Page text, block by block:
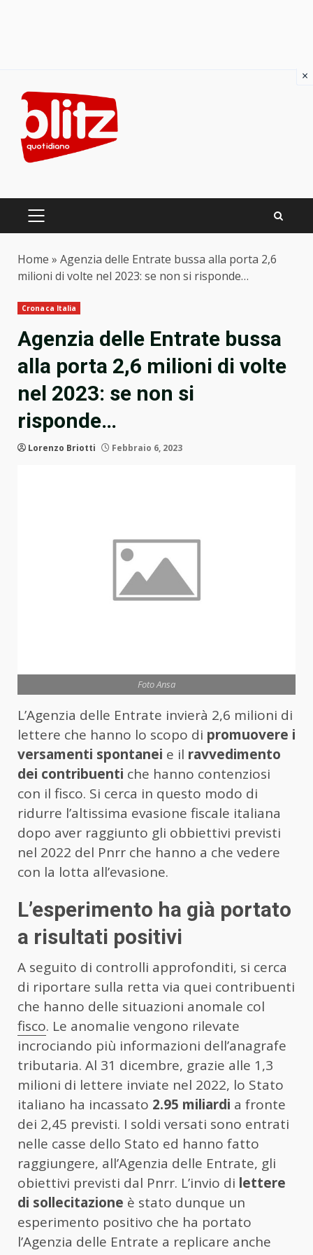
content
PRIMARY
Home » Agenzia delle Entrate bussa alla porta 2,6
milioni di volte nel 2023: se non si risponde…
Cronaca Italia
Agenzia delle Entrate bussa
alla porta 2,6 milioni di volte
nel 2023: se non si
risponde…
Lorenzo Briotti Febbraio 6, 2023
Foto Ansa
L’Agenzia delle Entrate invierà 2,6 milioni di
lettere che hanno lo scopo di promuovere i
versamenti spontanei e il ravvedimento
dei contribuenti che hanno contenziosi
con il fisco. Si cerca in questo modo di
ridurre l’altissima evasione fiscale italiana
dopo aver raggiunto gli obbiettivi previsti
nel 2022 del Pnrr che hanno a che vedere
con la lotta all’evasione.
L’esperimento ha già portato
a risultati positivi
A seguito di controlli approfonditi, si cerca
di riportare sulla retta via quei contribuenti
che hanno delle situazioni anomale col
fisco. Le anomalie vengono rilevate
incrociando più informazioni dell’anagrafe
tributaria. Al 31 dicembre, grazie alle 1,3
milioni di lettere inviate nel 2022, lo Stato
italiano ha incassato 2.95 miliardi a fronte
dei 2,45 previsti. I soldi versati sono entrati
nelle casse dello Stato ed hanno fatto
raggiungere, all’Agenzia delle Entrate, gli
obiettivi previsti dal Pnrr. L’invio di lettere
di sollecitazione è stato dunque un
esperimento positivo che ha portato
l’Agenzia delle Entrate a replicare anche
×